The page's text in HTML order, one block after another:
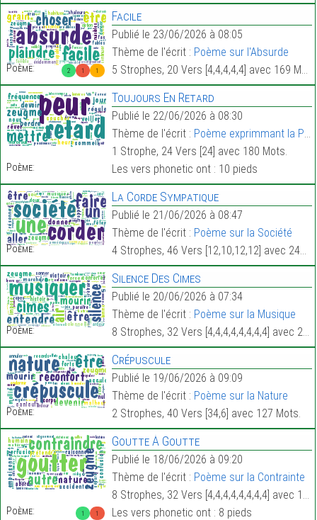
2 1 1
Poème:
Facile
Publié le 23/06/2026 à 08:05
Thème de l'écrit : Poème sur l'Absurde
5 Strophes, 20 Vers [4,4,4,4,4] avec 169 Mots.
Poème:
Toujours En Retard
Publié le 22/06/2026 à 08:30
Thème de l'écrit : Poème exprimmant la Peur
1 Strophe, 24 Vers [24] avec 180 Mots.
Les vers phonetic ont : 10 pieds
Poème:
La Corde Sympatique
Publié le 21/06/2026 à 08:47
Thème de l'écrit : Poème sur la Société
4 Strophes, 46 Vers [12,10,12,12] avec 249 Mots.
Poème:
Silence Des Cimes
Publié le 20/06/2026 à 07:34
Thème de l'écrit : Poème sur la Musique
8 Strophes, 32 Vers [4,4,4,4,4,4,4,4] avec 271 Mots.
Poème:
Crépuscule
Publié le 19/06/2026 à 09:09
Thème de l'écrit : Poème sur la Nature
2 Strophes, 40 Vers [34,6] avec 127 Mots.
1 1
Poème:
Goutte À Goutte
Publié le 18/06/2026 à 09:20
Thème de l'écrit : Poème sur la Contrainte
8 Strophes, 32 Vers [4,4,4,4,4,4,4,4] avec 170 Mots.
Les vers phonetic ont : 8 pieds